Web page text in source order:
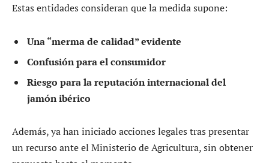
Estas entidades consideran que la medida supone:
Una “merma de calidad” evidente
Confusión para el consumidor
Riesgo para la reputación internacional del
jamón ibérico
Además, ya han iniciado acciones legales tras presentar
un recurso ante el Ministerio de Agricultura, sin obtener